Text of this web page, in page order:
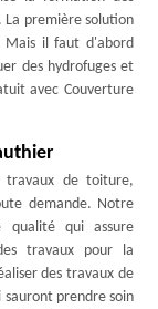
première solution
Mais il faut d'abord
des hydrofuges et
avec Couverture
travaux de toiture,
demande. Notre
qualité qui assure
travaux pour la
des travaux de
sauront prendre soin